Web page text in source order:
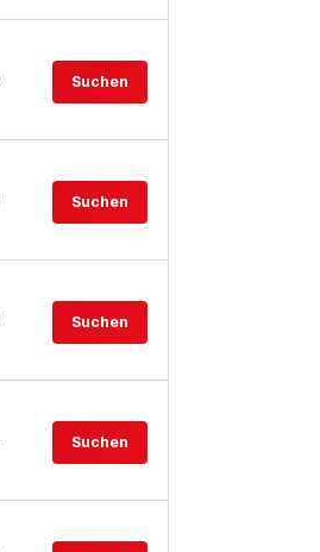
Suchen
Suchen
Suchen
Suchen